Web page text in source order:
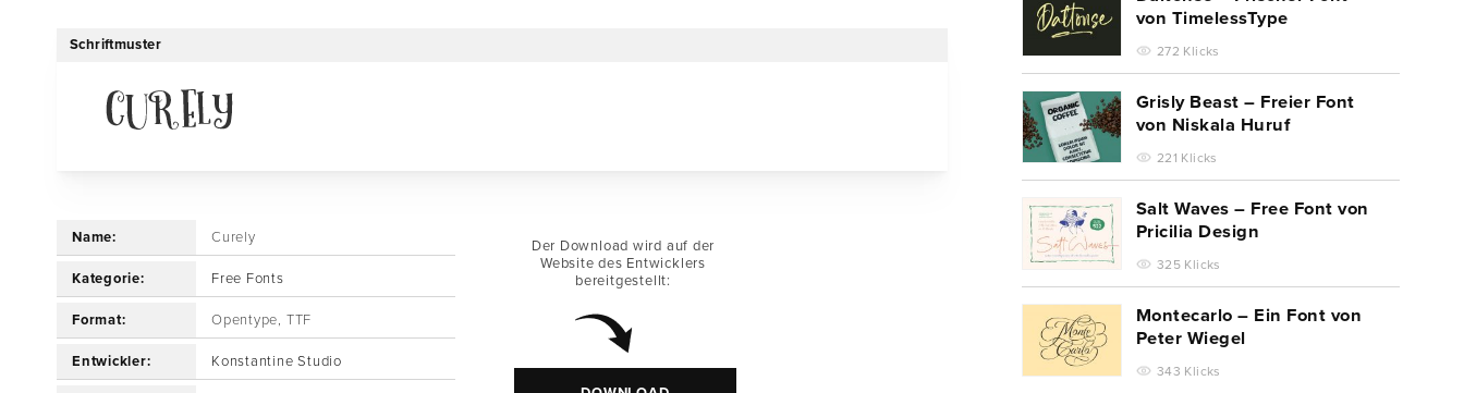
Schriftmuster
Name: Curely
Kategorie: Free Fonts
Format: Opentype, TTF
Entwickler: Konstantine Studio
Der Download wird auf der
Website des Entwicklers
bereitgestellt:
von TimelessType
272 Klicks
Grisly Beast – Freier Font
von Niskala Huruf
221 Klicks
Salt Waves – Free Font von
Pricilia Design
325 Klicks
Montecarlo – Ein Font von
Peter Wiegel
343 Klicks